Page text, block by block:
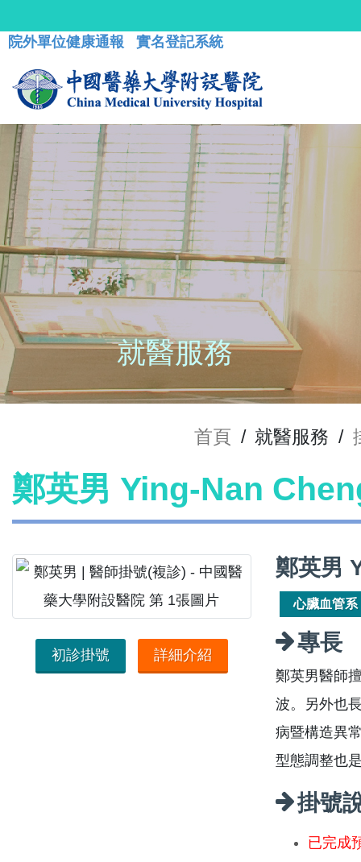
院外單位健康通報 實名登記系統
就醫服務
首頁 / 就醫服務 /
鄭英男 Ying-Nan
初診掛號 詳細介紹
鄭英男
心臟血管系
專長
鄭英男醫師
波。另外也
病暨構造異
型態調整也
掛號
已完成